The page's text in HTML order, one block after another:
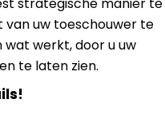
strategische manier te
uw toeschouwer te
werkt, door u uw
te laten zien.